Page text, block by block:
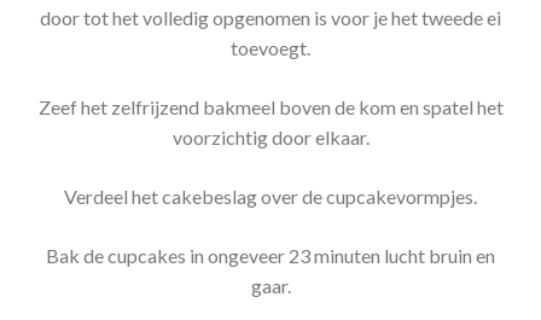
door tot het volledig opgenomen is voor je het tweede ei
toevoegt.
Zeef het zelfrijzend bakmeel boven de kom en spatel het
voorzichtig door elkaar.
Verdeel het cakebeslag over de cupcakevormpjes.
Bak de cupcakes in ongeveer 23 minuten lucht bruin en
gaar.